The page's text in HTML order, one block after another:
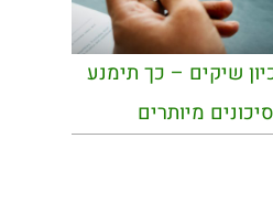
שיקים – כך תימנע
מיותרים